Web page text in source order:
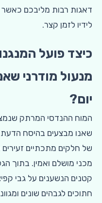
דאגות רבות מליבכם
לידיו לזמן קצר.
כיצד פועל
מנעול מודרני
יום?
המוח ההנדסי המרתק
שאנו מבצעים בהיסח
של חלקים מתכתיים זעירים
מכני מושלם ואמין. בתוך
קטנים הנשענים על גבי
חתוכים לגבהים שונים